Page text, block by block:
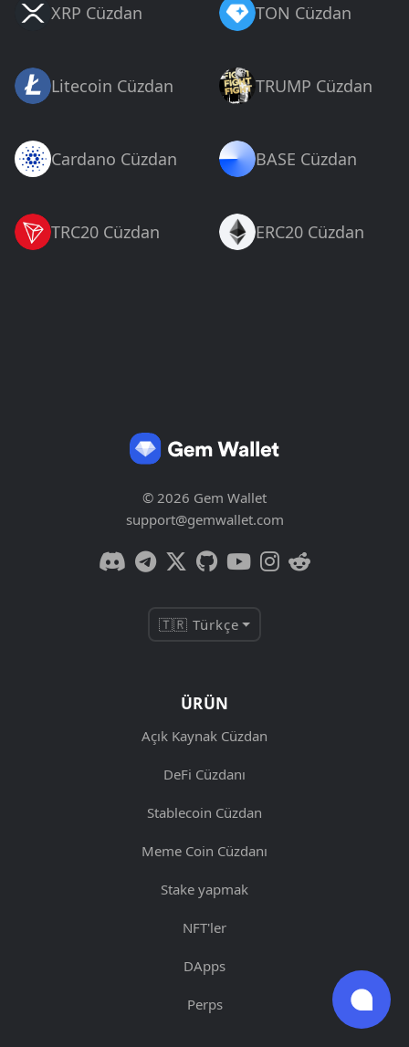
XRP Cüzdan TON Cüzdan
Litecoin Cüzdan TRUMP Cüzdan
Cardano Cüzdan BASE Cüzdan
TRC20 Cüzdan ERC20 Cüzdan
© 2026 Gem Wallet
support@gemwallet.com
🇹🇷 Türkçe
ÜRÜN
Açık Kaynak Cüzdan
DeFi Cüzdanı
Stablecoin Cüzdan
Meme Coin Cüzdanı
Stake yapmak
NFT'ler
DApps
Perps